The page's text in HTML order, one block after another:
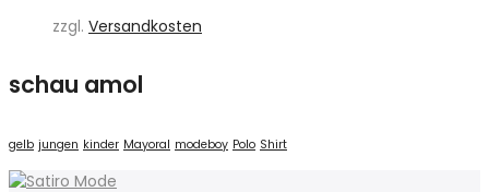
zzgl. Versandkosten
schau amol
gelb jungen kinder Mayoral modeboy Polo Shirt